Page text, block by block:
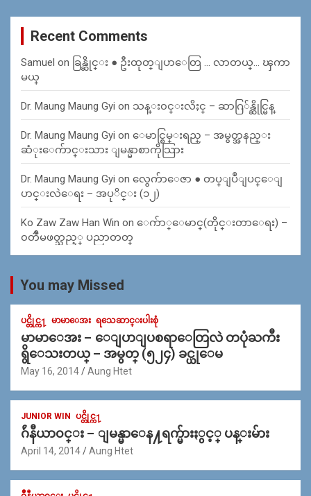
Recent Comments
Samuel on ခြန္ဆိုင္း ● ဦးထုတ္ျပာေတြ … လာတယ္… ၾကာ
မယ္
Dr. Maung Maung Gyi on သန္း၀င္းလိႈင္ – ဆာဂြ်န္ဆိုင္မြန္
Dr. Maung Maung Gyi on ေမာင္စြမ္းရည္ – အမွတ္အနည္း
ဆံုးေက်ာင္းသား ျမန္မာစာကိုသြား
Dr. Maung Maung Gyi on လွေက်ာေဇာ ● တပ္ျပဳျပင္ေျ
ပာင္းလဲေရး – အပုိင္း (၁၂)
Ko Zaw Zaw Han Win on ေက်ာ္ေမာင္(တိုင္းတာေရး) –
၀တၳဳမဖတ္သည့္ ပညာတတ္
You may Missed
ပင္တိုင္က႑ မာမာေအး ရသေဆာင္းပါးစုံ
မာမာေအး – ေျပာျပစရာေတြလဲ တပုံႀကီး
ရွိေသးတယ္ – အမွတ္ (၅၂၄) ခင္ယုေမ
May 16, 2014 Aung Htet
JUNIOR WIN ပင္တိုင္က႑
ဂ်ဴနီယာ၀င္း – ျမန္မာေန႔ရက္မ်ားႏွင့္ ပန္းမ်ား
April 14, 2014 Aung Htet